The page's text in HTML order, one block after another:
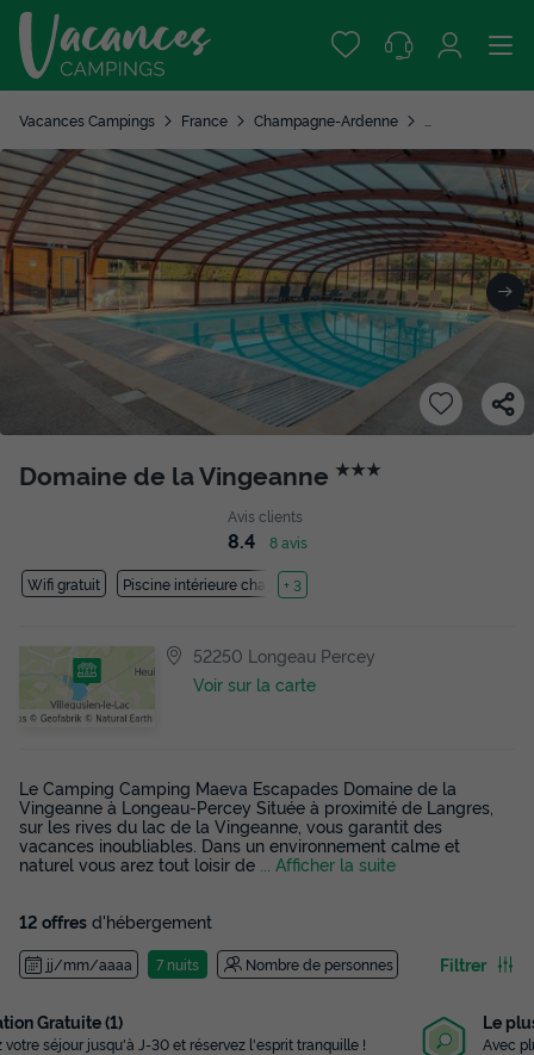
Vacances Campings France Champagne-Ardenne
Domaine de la Vingeanne ★★★
Avis clients
8.4 8 avis
Wifi gratuit Piscine intérieure chauffée
+ 3
52250 Longeau Percey
Voir sur la carte
Le Camping Camping Maeva Escapades Domaine de la
Vingeanne à Longeau-Percey Située à proximité de Langres,
sur les rives du lac de la Vingeanne, vous garantit des
vacances inoubliables. Dans un environnement calme et
naturel vous arez tout loisir de
... Afficher la suite
12 offres d'hébergement
jj/mm/aaaa 7 nuits Nombre de personnes Filtrer
Le plus grand choix
Avec plus de 3 000 campings référencés